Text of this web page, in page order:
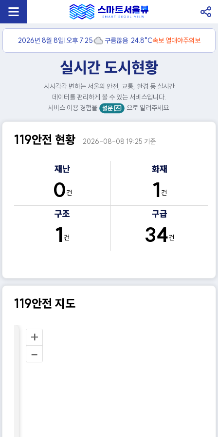
2026년 8월 8일|오후 7:25 구름많음 24.8°C속보 열대야주의보
실시간 도시현황
시시각각 변하는 서울의 안전, 교통, 환경 등 실시간
데이터를 편리하게 볼 수 있는 서비스입니다.
서비스 이용 경험을
으로 알려주세요.
119안전 지도
+
–
119안전 현황 2026-08-08 19:25 기준
재난
0건
화재
1 건
구조
1 건
구급
34건